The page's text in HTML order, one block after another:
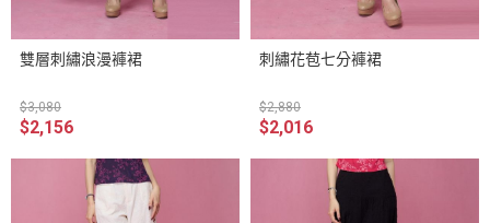
雙層刺繡浪漫褲裙
$3,080
$2,156
刺繡花苞七分褲裙
$2,880
$2,016